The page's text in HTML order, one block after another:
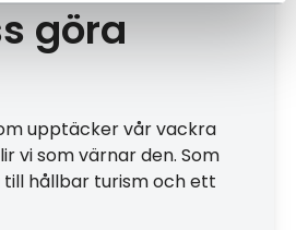
göra
upptäcker vår vackra
vi som värnar den. Som
hållbar turism och ett